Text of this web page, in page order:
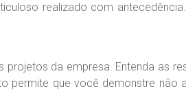
realizado com
da empresa. Entenda as
permite que você demonstre não